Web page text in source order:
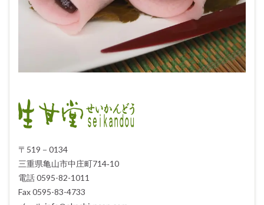
〒519－0134
三重県亀山市中庄町714‐10
電話 0595-82-1011
Fax 0595-83-4733